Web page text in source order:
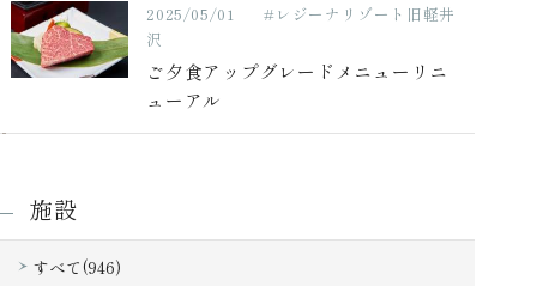
2025/05/01
#レジーナリゾート旧軽井
沢
ご夕食アップグレードメニューリニ
ューアル
施設
すべて(946)